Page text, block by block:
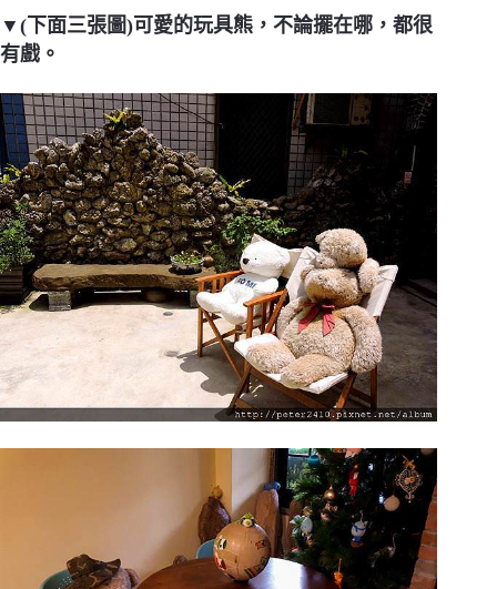
▼(下面三張圖)可愛的玩具熊，不論擺在哪，都很
有戲。